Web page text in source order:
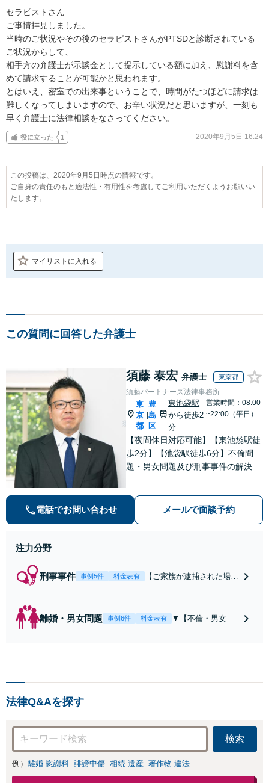
セラピストさん
ご事情拝見しました。
当時のご状況やその後のセラピストさんがPTSDと診断されている
ご状況からして、
相手方の弁護士が示談金として提示している額に加え、慰謝料を含
めて請求することが可能かと思われます。
とはいえ、密室での出来事ということで、時間がたつほどに請求は
難しくなってしまいますので、お辛い状況だと思いますが、一刻も
早く弁護士に法律相談をなさってください。
役に立った 1 2020年9月5日 16:24
この投稿は、2020年9月5日時点の情報です。
ご自身の責任のもと適法性・有用性を考慮してご利用いただくようお願いい
たします。
マイリストに入れる
この質問に回答した弁護士
須藤 泰宏 弁護士 東京都
須藤パートナーズ法律事務所
東
京
都
豊
島
区
東池袋駅
から徒歩2
分
営業時間：08:00
~22:00（平日）
【夜間休日対応可能】【東池袋駅徒
歩2分】【池袋駅徒歩6分】不倫問
題・男女問題及び刑事事件の解決実
電話でお問い合わせ メールで面談予約
注力分野
刑事事件 事例5件 料金表有
【ご家族が逮捕された場合
指しスピード対応】【東池
袋駅徒歩2分】【池袋駅徒
離婚・男女問題 事例6件 料金表有
▼【不倫・男女問
問題・不倫で慰謝
料請求をお考えの
方の相談も受付中
▼不倫慰謝料
（被）請求事件で
法律Q&Aを探す
検索
例） 離婚 慰謝料 誹謗中傷 相続 遺産 著作物 違法